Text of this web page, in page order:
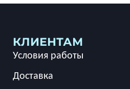
КЛИЕНТАМ
Условия работы
Доставка